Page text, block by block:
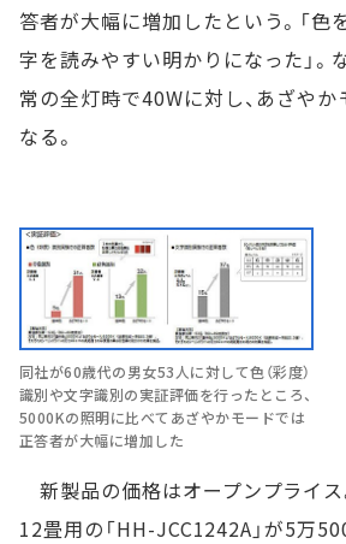
答者が大幅に増加したという。「色
字を読みやすい明かりになった」。
常の全灯時で40Wに対し、あざや
なる。
同社が60歳代の男女53人に対して色（彩度）
識別や文字識別の実証評価を行ったところ、
5000Kの照明に比べてあざやかモードでは
正答者が大幅に増加した
新製品の価格はオープンプライ
12畳用の「HH-JCC1242A」が5万